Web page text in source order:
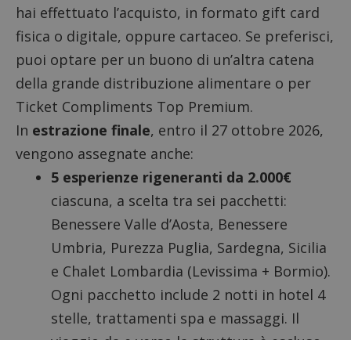
hai effettuato l’acquisto, in formato gift card
fisica o digitale, oppure cartaceo. Se preferisci,
puoi optare per un buono di un’altra catena
della grande distribuzione alimentare o per
Ticket Compliments Top Premium.
In estrazione finale, entro il 27 ottobre 2026,
vengono assegnate anche:
5 esperienze rigeneranti da 2.000€
ciascuna, a scelta tra sei pacchetti:
Benessere Valle d’Aosta, Benessere
Umbria, Purezza Puglia, Sardegna, Sicilia
e Chalet Lombardia (Levissima + Bormio).
Ogni pacchetto include 2 notti in hotel 4
stelle, trattamenti spa e massaggi. Il